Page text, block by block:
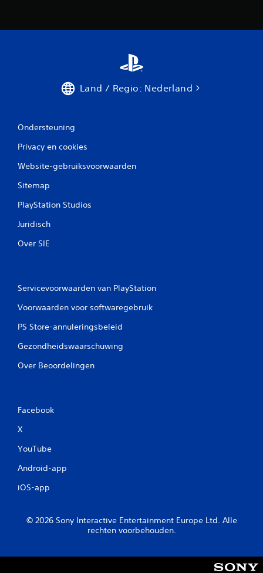
Land / Regio: Nederland
Ondersteuning
Privacy en cookies
Website-gebruiksvoorwaarden
Sitemap
PlayStation Studios
Juridisch
Over SIE
Servicevoorwaarden van PlayStation
Voorwaarden voor softwaregebruik
PS Store-annuleringsbeleid
Gezondheidswaarschuwing
Over Beoordelingen
Facebook
X
YouTube
Android-app
iOS-app
© 2026 Sony Interactive Entertainment Europe Ltd. Alle
rechten voorbehouden.